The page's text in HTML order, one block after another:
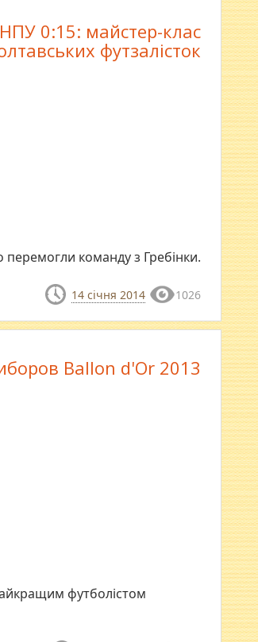
0:15: майстер-клас
футзалісток
перемогли команду з Гребінки.
14 січня 2014 1026
Ballon d'Or 2013
футболістом